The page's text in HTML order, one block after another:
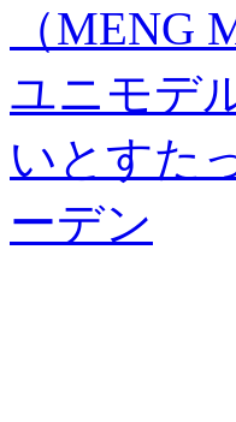
（MENG
ユニモデ
いとすた
ーデン